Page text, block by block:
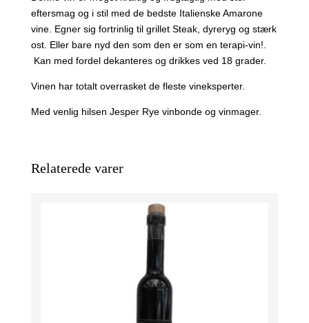
eftersmag og i stil med de bedste Italienske Amarone
vine. Egner sig fortrinlig til grillet Steak, dyreryg og stærk
ost. Eller bare nyd den som den er som en terapi-vin!.
Kan med fordel dekanteres og drikkes ved 18 grader.
Vinen har totalt overrasket de fleste vineksperter.
Med venlig hilsen Jesper Rye vinbonde og vinmager.
Relaterede varer